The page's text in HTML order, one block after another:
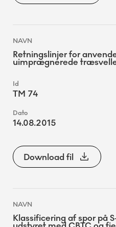
Retningslinjer for
uimprægnerede
TM 74
14.08.2015
Download fil
Klassificering af spor på